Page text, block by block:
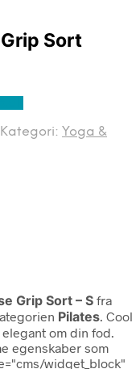
Sort
Kategori: Yoga &
Grip Sort – S fra
Pilates. Cool
om din fod.
egenskaber som
widget_block"